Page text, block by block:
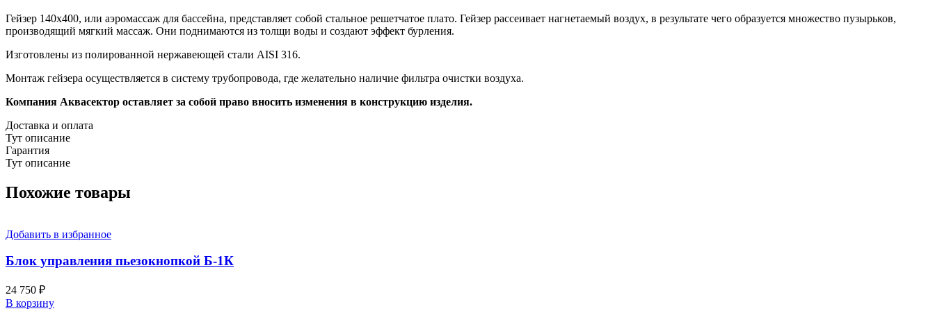
Гейзер 140х400, или аэромассаж для бассейна, представляет собой стальное решетчатое плато. Гейзер рассеивает нагнетаемый воздух, в результате чего образуется множество пузырьков,
производящий мягкий массаж. Они поднимаются из толщи воды и создают эффект бурления.
Изготовлены из полированной нержавеющей стали AISI 316.
Монтаж гейзера осуществляется в систему трубопровода, где желательно наличие фильтра очистки воздуха.
Компания Аквасектор оставляет за собой право вносить изменения в конструкцию изделия.
Доставка и оплата
Тут описание
Гарантия
Тут описание
Похожие товары
Добавить в избранное
Блок управления пьезокнопкой Б-1К
24 750 ₽
В корзину